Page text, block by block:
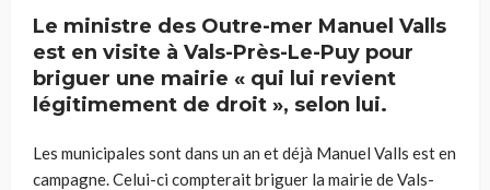
Le ministre des Outre-mer Manuel Valls
est en visite à Vals-Près-Le-Puy pour
briguer une mairie « qui lui revient
légitimement de droit », selon lui.
Les municipales sont dans un an et déjà Manuel Valls est en
campagne. Celui-ci compterait briguer la mairie de Vals-